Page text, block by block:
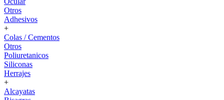
Otros
Adhesivos
+
Colas / Cementos
Otros
Poliuretanicos
Siliconas
Herrajes
+
Alcayatas